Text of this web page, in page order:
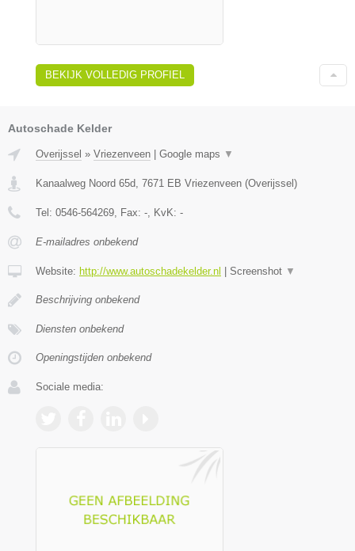
BEKIJK VOLLEDIG PROFIEL
Autoschade Kelder
Overijssel » Vriezenveen | Google maps ▼
Kanaalweg Noord 65d 7671 EB Vriezenveen (Overijssel)
Tel: 0546-564269 , Fax: - , KvK: -
E-mailadres onbekend
Website: http://www.autoschadekelder.nl | Screenshot ▼
Beschrijving onbekend
Diensten onbekend
Openingstijden onbekend
Sociale media: